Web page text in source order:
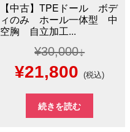
【中古】TPEドール ボデ
ィのみ ホール一体型 中
空胸 自立加工...
¥30,000
元
の
価
¥21,800 現
在
の
(税込)
続きを読む